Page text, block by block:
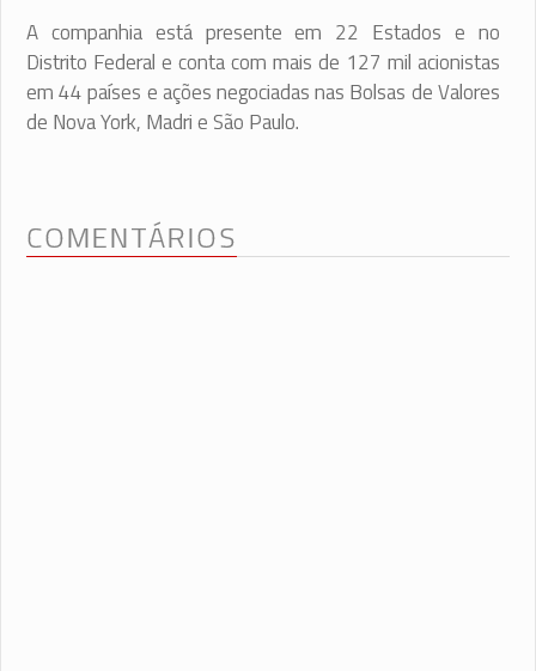
A companhia está presente em 22 Estados e no
Distrito Federal e conta com mais de 127 mil acionistas
em 44 países e ações negociadas nas Bolsas de Valores
de Nova York, Madri e São Paulo.
COMENTÁRIOS